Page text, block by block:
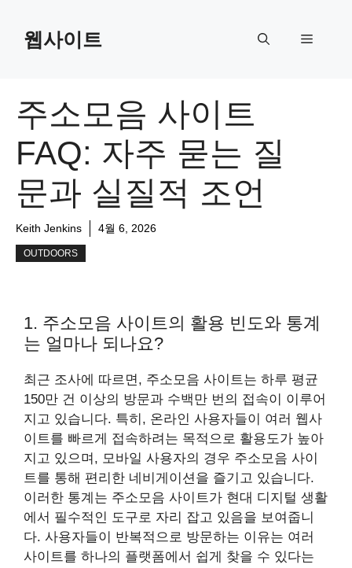
content웹사이트 Menu
주소모음 사이트
FAQ: 자주 묻는 질
문과 실질적 조언
Keith Jenkins 4월 6, 2026
OUTDOORS
1. 주소모음 사이트의 활용 빈도와 통계
는 얼마나 되나요?
최근 조사에 따르면, 주소모음 사이트는 하루 평균
150만 건 이상의 방문과 수백만 번의 접속이 이루어
지고 있습니다. 특히, 온라인 사용자들이 여러 웹사
이트를 빠르게 접속하려는 목적으로 활용도가 높아
지고 있으며, 모바일 사용자의 경우 주소모음 사이
트를 통해 편리한 네비게이션을 즐기고 있습니다.
이러한 통계는 주소모음 사이트가 현대 디지털 생활
에서 필수적인 도구로 자리 잡고 있음을 보여줍니
다. 사용자들이 반복적으로 방문하는 이유는 여러
사이트를 하나의 플랫폼에서 쉽게 찾을 수 있다는